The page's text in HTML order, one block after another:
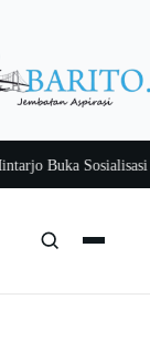
Buka Sosialisasi